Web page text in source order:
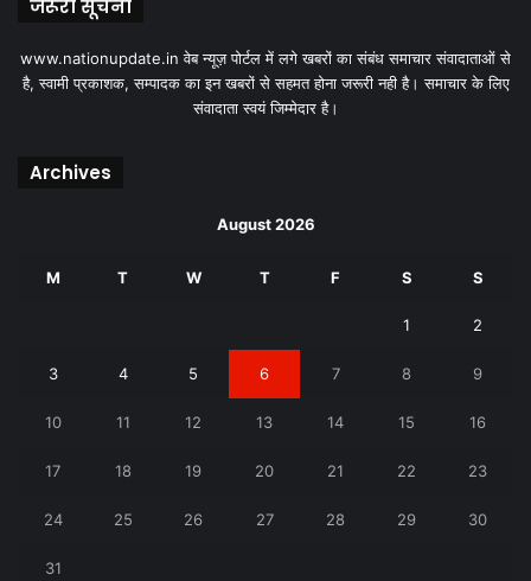
जरूरी सूचना
www.nationupdate.in वेब न्यूज़ पोर्टल में लगे खबरों का संबंध समाचार संवादाताओं से
है, स्वामी प्रकाशक, सम्पादक का इन खबरों से सहमत होना जरूरी नही है। समाचार के लिए
संवादाता स्वयं जिम्मेदार है।
Archives
August 2026
M T W T F S S
1 2
3 4 5 6 7 8 9
10 11 12 13 14 15 16
17 18 19 20 21 22 23
24 25 26 27 28 29 30
31